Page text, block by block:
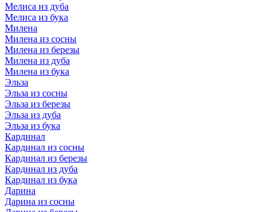
Мелиса из дуба
Мелиса из бука
Милена
Милена из сосны
Милена из березы
Милена из дуба
Милена из бука
Эльза
Эльза из сосны
Эльза из березы
Эльза из дуба
Эльза из бука
Кардинал
Кардинал из сосны
Кардинал из березы
Кардинал из дуба
Кардинал из бука
Дарина
Дарина из сосны